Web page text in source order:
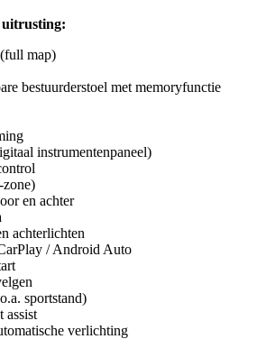
uitrusting:
map)
bestuurderstoel met memoryfunctie
instrumentenpaneel)
en achter
achterlichten
/ Android Auto
sportstand)
assist
verlichting